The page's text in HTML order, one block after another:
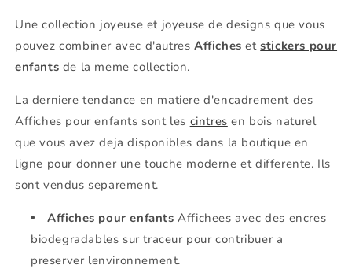
Une collection joyeuse et joyeuse de designs que vous
pouvez combiner avec d'autresAffiches etstickers pour
enfants de la meme collection.
La derniere tendance en matiere d'encadrement des
Affiches pour enfants sont les cintres en bois naturel
que vous avez deja disponibles dans la boutique en
ligne pour donner une touche moderne et differente. Ils
sont vendus separement.
Affiches pour enfants Affichees avec des encres
biodegradables sur traceur pour contribuer a
preserver lenvironnement.